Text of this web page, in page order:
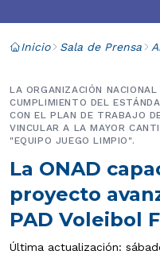
Inicio Sala de Prensa
La ONAD
proyecto
PAD Voleibol
LA ORGANIZACIÓN
CUMPLIMIENTO DEL
CON EL PLAN DE TRABAJO
VINCULAR A LA MAYOR
"EQUIPO JUEGO LIMPIO".
Última actualización: